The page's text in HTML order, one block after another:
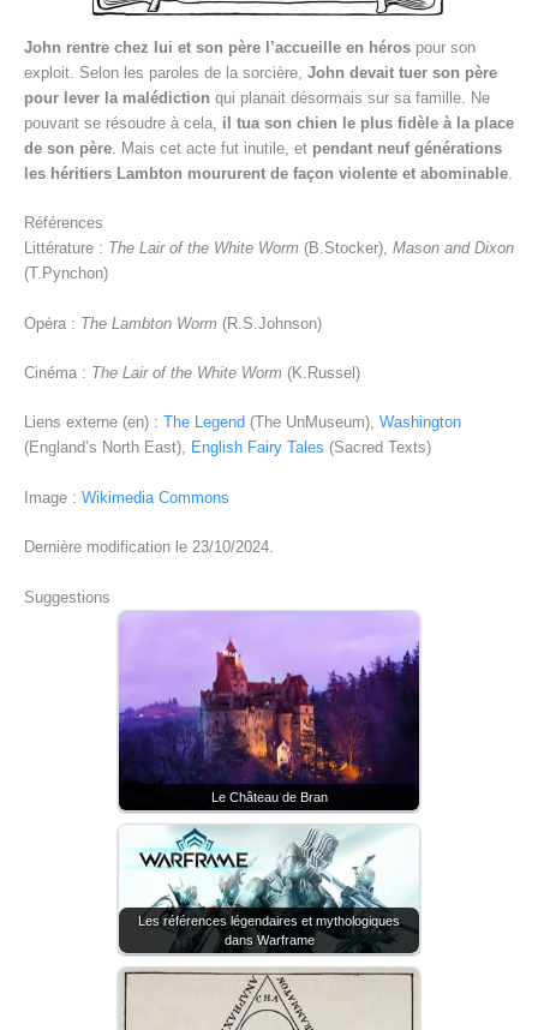
John rentre chez lui et son père l’accueille en héros pour son
exploit. Selon les paroles de la sorcière, John devait tuer son père
pour lever la malédiction qui planait désormais sur sa famille. Ne
pouvant se résoudre à cela, il tua son chien le plus fidèle à la place
de son père . Mais cet acte fut inutile, et pendant neuf générations
les héritiers Lambton moururent de façon violente et abominable
Références
Littérature : The Lair of the White Worm (B.Stocker), Mason and Dixon
(T.Pynchon)
Opéra : The Lambton Worm (R.S.Johnson)
Cinéma : The Lair of the White Worm (K.Russel)
Liens externe (en) : The Legend (The UnMuseum), Washington
(England’s North East), English Fairy Tales (Sacred Texts)
Image : Wikimedia Commons
Dernière modification le 23/10/2024.
Suggestions
Le Château de Bran
Les références légendaires et mythologiques
dans Warframe